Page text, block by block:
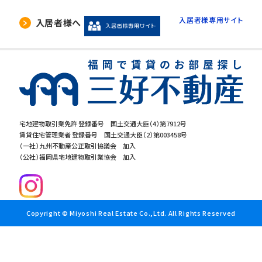
宅地建物取引業免許 登録番号 国土交通大臣（4）第7912号
賃貸住宅管理業者 登録番号 国土交通大臣（2）第003458号
（一社）九州不動産公正取引協議会 加入
（公社）福岡県宅地建物取引業協会 加入
入居者様へ 入居者様専用サイト
Copyright © Miyoshi Real Estate Co.,Ltd. All Rights Reserved